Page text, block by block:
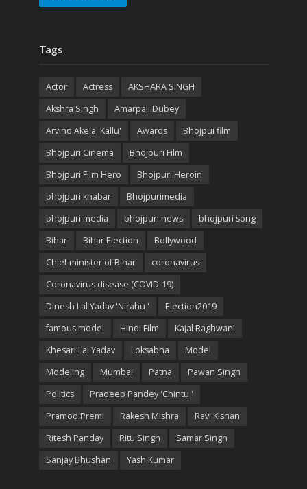
Tags
Actor Actress
AKSHARA SINGH
Akshra Singh
Amarpali Dubey
Arvind Akela 'Kallu'
Awards
Bhojpui film
Bhojpuri Cinema
Bhojpuri Film
Bhojpuri Film Hero
Bhojpuri Heroin
bhojpuri khabar
Bhojpurimedia
bhojpuri media
bhojpuri news
bhojpuri song
Bihar
Bihar Election
Bollywood
Chief minister of Bihar
coronavirus
Coronavirus disease (COVID-19)
Dinesh Lal Yadav 'Nirahu '
Election2019
famous model
Hindi Film
Kajal Raghwani
Khesari Lal Yadav
Loksabha
Model
Modeling
Mumbai Patna
Pawan Singh
Politics
Pradeep Pandey 'Chintu '
Pramod Premi
Rakesh Mishra
Ravi Kishan
Ritesh Panday
Ritu Singh
Samar Singh
Sanjay Bhushan
Yash Kumar